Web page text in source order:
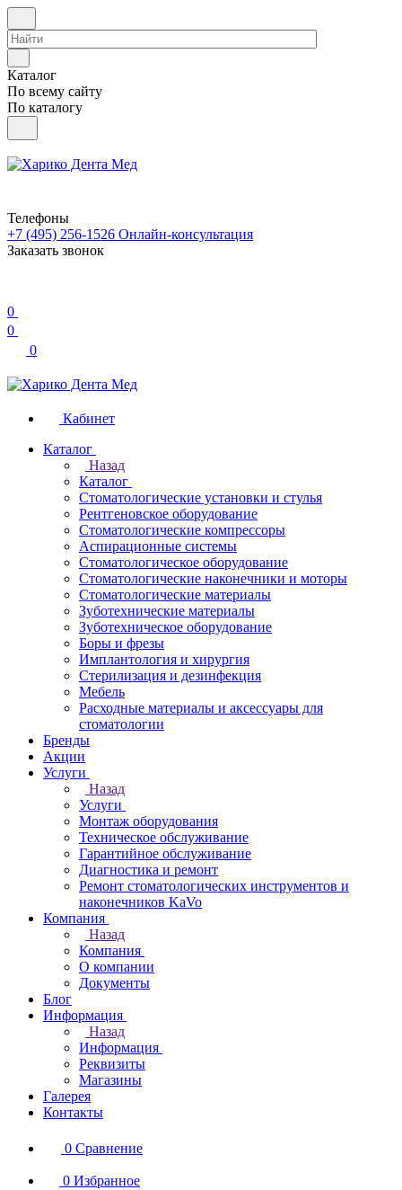
Каталог
По всему сайту
По каталогу
Телефоны
+7 (495) 256-1526 Онлайн-консультация
Заказать звонок
0
0
0
Кабинет
Каталог
Назад
Каталог
Стоматологические установки и стулья
Рентгеновское оборудование
Стоматологические компрессоры
Аспирационные системы
Стоматологическое оборудование
Стоматологические наконечники и моторы
Стоматологические материалы
Зуботехнические материалы
Зуботехническое оборудование
Боры и фрезы
Имплантология и хирургия
Стерилизация и дезинфекция
Мебель
Расходные материалы и аксессуары для
стоматологии
Бренды
Акции
Услуги
Назад
Услуги
Монтаж оборудования
Техническое обслуживание
Гарантийное обслуживание
Диагностика и ремонт
Ремонт стоматологических инструментов и
наконечников KaVo
Компания
Назад
Компания
О компании
Документы
Блог
Информация
Назад
Информация
Реквизиты
Магазины
Галерея
Контакты
0 Сравнение
0 Избранное